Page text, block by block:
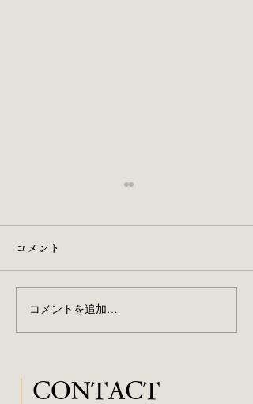
Instagramはじめました🔰
コメント
コメントを追加…
CONTACT